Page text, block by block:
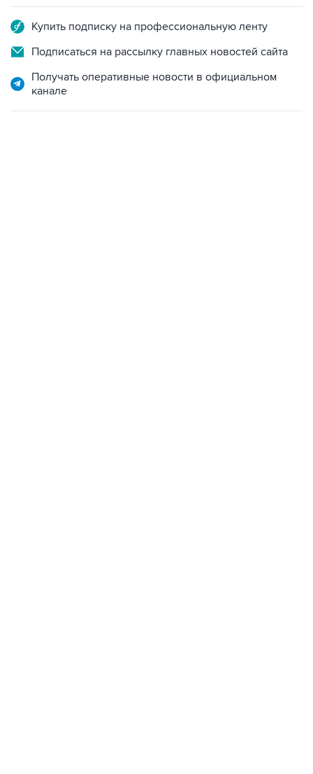
Купить подписку на профессиональную ленту
Подписаться на рассылку главных новостей сайта
Получать оперативные новости в официальном
канале